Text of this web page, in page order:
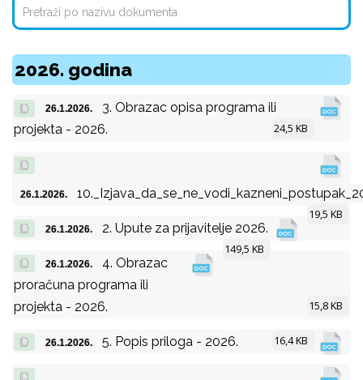
2026. godina
26.1.2026.
3. Obrazac opisa programa ili
projekta - 2026.
24,5 KB
26.1.2026.
19,5 KB
26.1.2026. 2. Upute za prijavitelje 2026.
149,5 KB
26.1.2026.
4. Obrazac
proračuna programa ili
projekta - 2026.
15,8 KB
26.1.2026. 5. Popis priloga - 2026. 16,4 KB